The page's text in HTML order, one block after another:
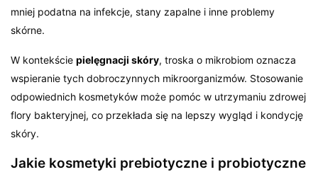
mniej podatna na infekcje, stany zapalne i inne problemy
skórne.
W kontekściepielęgnacji skóry, troska o mikrobiom oznacza
wspieranie tych dobroczynnych mikroorganizmów. Stosowanie
odpowiednich kosmetyków może pomóc w utrzymaniu zdrowej
flory bakteryjnej, co przekłada się na lepszy wygląd i kondycję
skóry.
Jakie kosmetyki prebiotyczne i probiotyczne